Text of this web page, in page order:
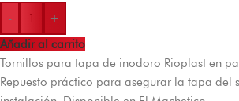
-
+
Añadir al carrito
Tornillos para tapa de inodoro Rioplast en
Repuesto práctico para asegurar la tapa del